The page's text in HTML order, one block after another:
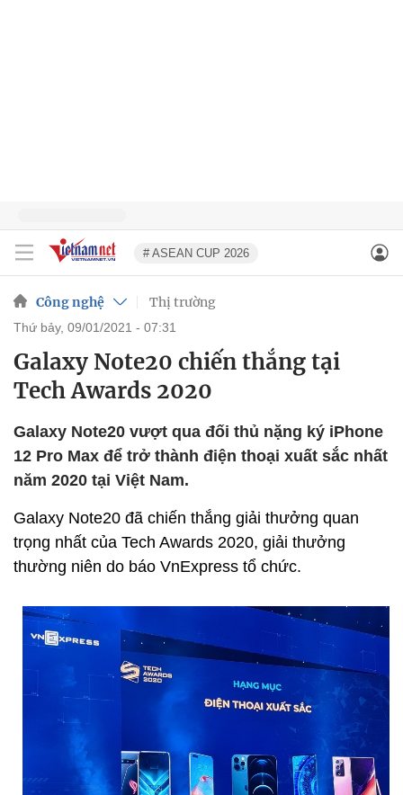
# ASEAN CUP 2026
Công nghệ Thị trường
thứ bảy, 09/01/2021 - 07:31
Galaxy Note20 chiến thắng tại
Tech Awards 2020
Galaxy Note20 vượt qua đối thủ nặng ký iPhone
12 Pro Max để trở thành điện thoại xuất sắc nhất
năm 2020 tại Việt Nam.
Galaxy Note20 đã chiến thắng giải thưởng quan
trọng nhất của Tech Awards 2020, giải thưởng
thường niên do báo VnExpress tổ chức.